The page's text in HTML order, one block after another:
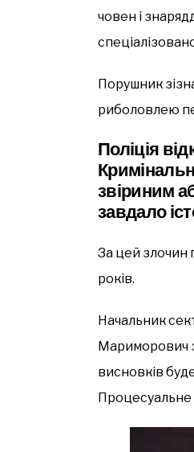
човен і
Порушник
риболовлею
Поліція
звіриним
завдало
За цей злочин
років.
Начальник
Мариморович
висновків
Процесуальне